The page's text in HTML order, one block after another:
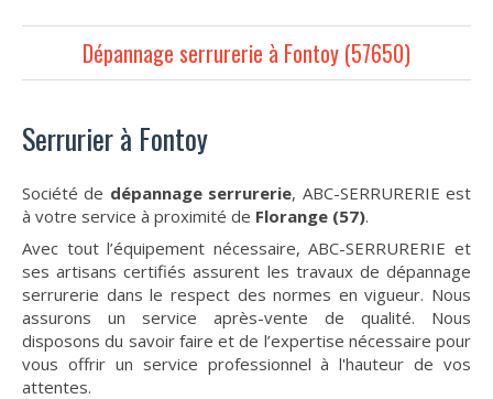
Dépannage serrurerie à Fontoy (57650)
Serrurier à Fontoy
Société de dépannage serrurerie, ABC-SERRURERIE est
à votre service à proximité de Florange (57).
Avec tout l’équipement nécessaire, ABC-SERRURERIE et
ses artisans certifiés assurent les travaux de dépannage
serrurerie dans le respect des normes en vigueur. Nous
assurons un service après-vente de qualité. Nous
disposons du savoir faire et de l’expertise nécessaire pour
vous offrir un service professionnel à l'hauteur de vos
attentes.